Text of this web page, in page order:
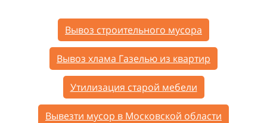
Вывоз строительного мусора
Вывоз хлама Газелью из квартир
Утилизация старой мебели
Вывезти мусор в Московской области